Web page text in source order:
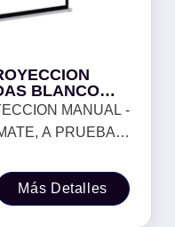
BLANCO
PREVIENE
FACIL
69503
MANUAL -
A PRUEBA
DE LA
MOD. QPG-69503
Más Detalles